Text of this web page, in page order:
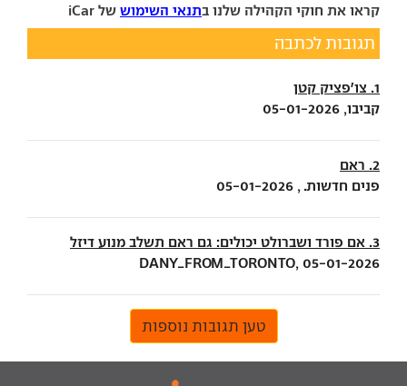
קראו את חוקי הקהילה שלנו בתנאי השימוש של iCar
תגובות לכתבה
1. צו'פציק קטן
קביבו, 05-01-2026
2. ראם
פנים חדשות. , 05-01-2026
3. אם פורד ושברולט יכולים: גם ראם תשלב מנוע דיזל
DANY_FROM_TORONTO, 05-01-2026
טען תגובות נוספות